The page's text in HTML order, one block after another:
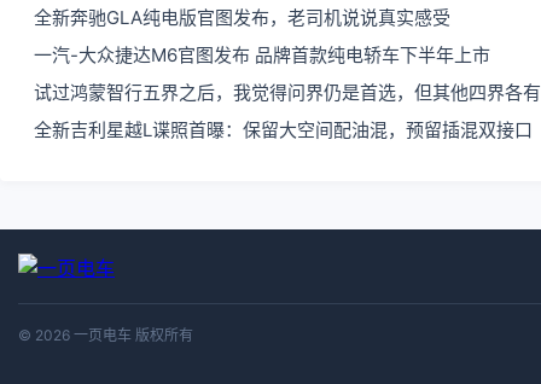
全新奔驰GLA纯电版官图发布，老司机说说真实感受
一汽-大众捷达M6官图发布 品牌首款纯电轿车下半年上市
试过鸿蒙智行五界之后，我觉得问界仍是首选，但其他四界各
全新吉利星越L谍照首曝：保留大空间配油混，预留插混双接口
© 2026 一页电车 版权所有